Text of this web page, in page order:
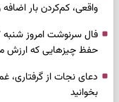
واقعی، کم‌کردن بار
حفظ چیزهایی که ارزش
دعای نجات از گرفتاری،
بخوانید